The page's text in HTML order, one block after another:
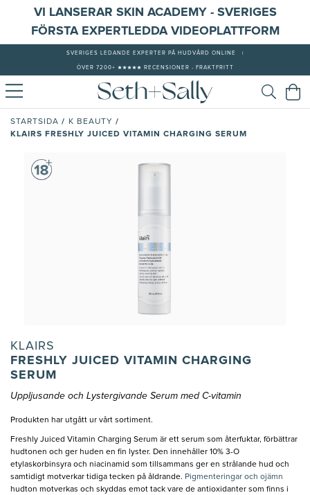
VI LANSERAR SKIN ACADEMY - SVERIGES
FÖRSTA EXPERTLEDDA VIDEOPLATTFORM
SVERIGES LEDANDE EXPERTER PÅ HUDVÅRD ONLINE
ÖVER 7200+ ★★★★★ RECENSIONER - FRAKTFRITT
STARTSIDA / K BEAUTY /
KLAIRS FRESHLY JUICED VITAMIN CHARGING SERUM
KLAIRS
FRESHLY JUICED VITAMIN CHARGING
SERUM
Uppljusande och Lystergivande Serum med C-vitamin
Produkten har utgått ur vårt sortiment.
Freshly Juiced Vitamin Charging Serum är ett serum som återfuktar, förbättrar
hudtonen och ger huden en fin lyster. Den innehåller 10% 3-O
etylaskorbinsyra och niacinamid som tillsammans ger en strålande hud och
samtidigt motverkar tidiga tecken på åldrande. Pigmenteringar och ojämn
hudton motverkas och skyddas emot tack vare de antioxidanter som finns i